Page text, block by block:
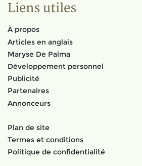
Liens utiles
À propos
Articles en anglais
Maryse De Palma
Développement personnel
Publicité
Partenaires
Annonceurs
Plan de site
Termes et conditions
Politique de confidentialité